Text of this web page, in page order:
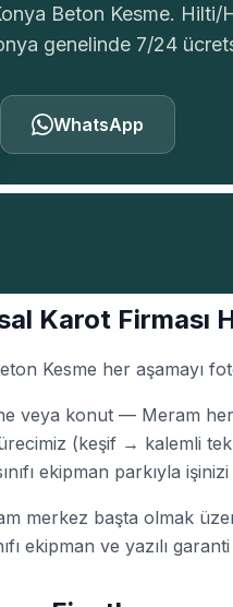
Beton Kesme. Hilti/
genelinde 7/24
WhatsApp
Karot Firması
Kesme her aşamayı
veya konut — Meram
(keşif → kalemli
ekipman parkıyla
merkez başta olmak
ekipman ve yazılı